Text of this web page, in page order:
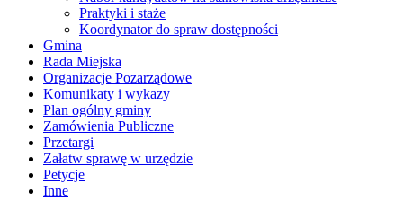
Praktyki i staże
Koordynator do spraw dostępności
Gmina
Rada Miejska
Organizacje Pozarządowe
Komunikaty i wykazy
Plan ogólny gminy
Zamówienia Publiczne
Przetargi
Załatw sprawę w urzędzie
Petycje
Inne